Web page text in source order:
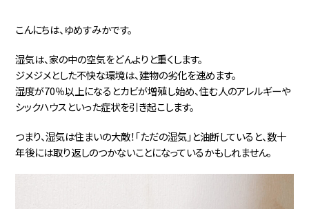
こんにちは、ゆめすみかです。
湿気は、家の中の空気をどんよりと重くします。
ジメジメとした不快な環境は、建物の劣化を速めます。
湿度が70％以上になるとカビが増殖し始め、住む人のアレルギーや
シックハウスといった症状を引き起こします。
つまり、湿気は住まいの大敵！「ただの湿気」と油断していると、数十
年後には取り返しのつかないことになっているかもしれません。